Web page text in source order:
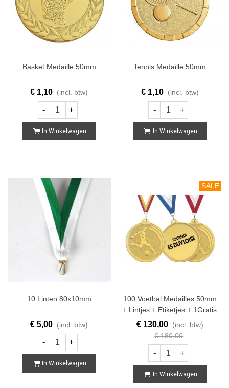
Basket Medaille 50mm
€ 1,10 (incl. btw)
- +
In Winkelwagen
Tennis Medaille 50mm
€ 1,10 (incl. btw)
- +
In Winkelwagen
10 Linten 80x10mm
€ 5,00 (incl. btw)
- +
In Winkelwagen
SALE
100 Voetbal Medailles 50mm
+ Lintjes + Etiketjes + 1Gratis
Voetbal
€ 130,00 (incl. btw)
€ 180,00
- +
In Winkelwagen